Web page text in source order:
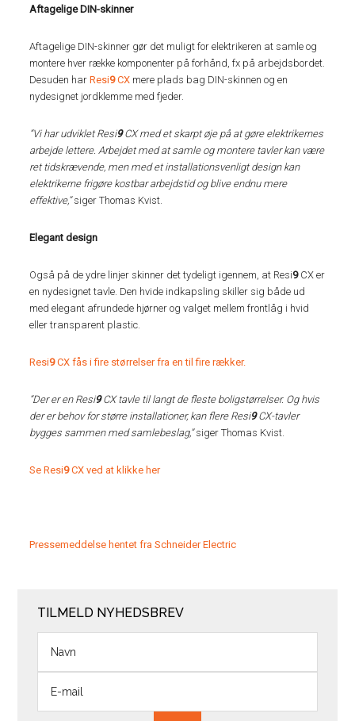
Aftagelige DIN-skinner
Aftagelige DIN-skinner gør det muligt for elektrikeren at samle og
montere hver række komponenter på forhånd, fx på arbejdsbordet.
Desuden har Resi9CX mere plads bag DIN-skinnen og en
nydesignet jordklemme med fjeder.
“Vi har udviklet Resi9CX med et skarpt øje på at gøre elektrikernes
arbejde lettere. Arbejdet med at samle og montere tavler kan være
ret tidskrævende, men med et installationsvenligt design kan
elektrikerne frigøre kostbar arbejdstid og blive endnu mere
effektive,”siger Thomas Kvist.
Elegant design
Også på de ydre linjer skinner det tydeligt igennem, at Resi9CX er
en nydesignet tavle. Den hvide indkapsling skiller sig både ud
med elegant afrundede hjørner og valget mellem frontlåg i hvid
eller transparent plastic.
Resi9CX fås i fire størrelser fra en til fire rækker.
“Der er en Resi9CX tavle til langt de fleste boligstørrelser. Og hvis
der er behov for større installationer, kan flere Resi9CX-tavler
bygges sammen med samlebeslag,”siger Thomas Kvist.
Se Resi9CX ved at klikke her
Pressemeddelse hentet fra Schneider Electric
TILMELD NYHEDSBREV